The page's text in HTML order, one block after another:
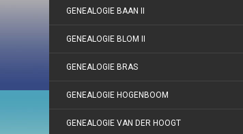
GENEALOGIE BAAN II
GENEALOGIE BLOM II
GENEALOGIE BRAS
GENEALOGIE HOGENBOOM
GENEALOGIE VAN DER HOOGT